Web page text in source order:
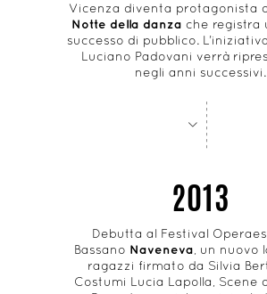
Vicenza diventa protagonista
Notte della danza che registra
successo di pubblico.
Luciano Padovani verrà
negli anni successivi.
---
- ----
>
2013
Debutta al Festival
Bassano Naveneva , un nuovo
ragazzi firmato da Silvia
Costumi Lucia Lapolla, Scene